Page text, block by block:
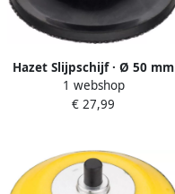
Hazet Slijpschijf · Ø 50 mm
9033M-11-015
1 webshop
€ 27,99